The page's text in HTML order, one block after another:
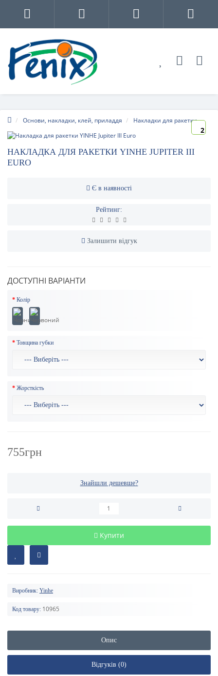
Основи, накладки, клей, приладдя Накладки для ракетки
2
НАКЛАДКА ДЛЯ РАКЕТКИ YINHE JUPITER III
EURO
Є в наявності
Рейтинг:
Залишити відгук
ДОСТУПНІ ВАРІАНТИ
Колір
Товщина губки
Жорсткість
755грн
Знайшли дешевше?
Купити
Виробник: Yinhe
Код товару: 10965
Опис
Відгуків (0)